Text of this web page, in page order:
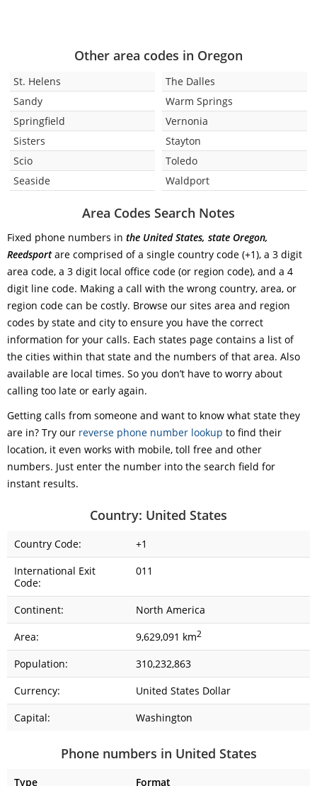
Other area codes in Oregon
St. Helens
Sandy
Springfield
Sisters
Scio
Seaside
The Dalles
Warm Springs
Vernonia
Stayton
Toledo
Waldport
Area Codes Search Notes
Fixed phone numbers in the United States, state Oregon,
Reedsportare comprised of a single country code (+1), a 3 digit
area code, a 3 digit local office code (or region code), and a 4
digit line code. Making a call with the wrong country, area, or
region code can be costly. Browse our sites area and region
codes by state and city to ensure you have the correct
information for your calls. Each states page contains a list of
the cities within that state and the numbers of that area. Also
available are local times. So you don’t have to worry about
calling too late or early again.
Getting calls from someone and want to know what state they
are in? Try our reverse phone number lookup to find their
location, it even works with mobile, toll free and other
numbers. Just enter the number into the search field for
instant results.
Country: United States
Country Code:
+1
International Exit
Code:
011
Continent:
North America
Area:
9,629,091 km2
Population:
310,232,863
Currency:
United States Dollar
Capital:
Washington
Phone numbers in United States
Type Format